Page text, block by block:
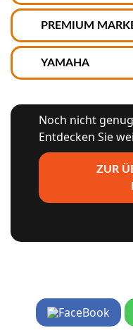
PREMIUM
YAMAHA
Noch nicht
Entdecken Sie
ZUR